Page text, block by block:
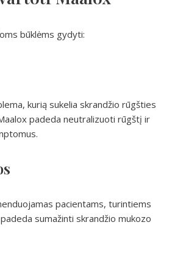
būklėms gydyti:
kurią sukelia skrandžio rūgšties
padeda neutralizuoti rūgštį ir
pacientams, turintiems
sumažinti skrandžio mukozo